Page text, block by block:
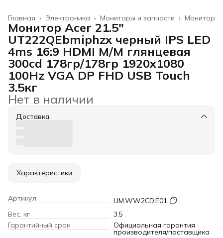
Монитор
Мониторы и запчасти ›
Электроника ›
Главная ›
Монитор Acer 21.5"
UT222QEbmiphzx черный IPS LED
4ms 16:9 HDMI M/M глянцевая
300cd 178гр/178гр 1920x1080
100Hz VGA DP FHD USB Touch
3.5кг
Нет в наличии
Доставка
Характеристики
Артикул
UM.WW2CD.E01
Вес, кг
3.5
Гарантийный срок
Официальная гарантия
производителя/поставщика